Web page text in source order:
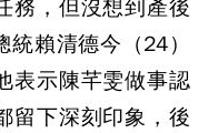
務，但沒想到產後
賴清德今（24）
表示陳芊雯做事認
留下深刻印象，後